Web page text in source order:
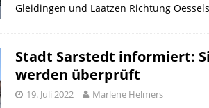
Gleidingen und Laatzen Richtung
Stadt Sarstedt informiert:
werden überprüft
19. Juli 2022 Marlene Helmers